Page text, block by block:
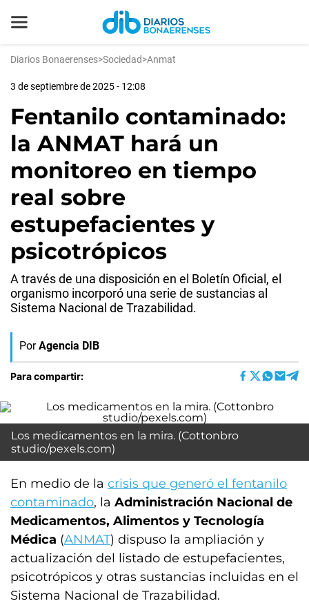
Diarios Bonaerenses>Sociedad>Anmat
3 de septiembre de 2025 - 12:08
Fentanilo contaminado:
la ANMAT hará un
monitoreo en tiempo
real sobre
estupefacientes y
psicotrópicos
A través de una disposición en el Boletín Oficial, el
organismo incorporó una serie de sustancias al
Sistema Nacional de Trazabilidad.
Por Agencia DIB
Para compartir:
Los medicamentos en la mira. (Cottonbro
studio/pexels.com)
En medio de la crisis que generó el fentanilo
contaminado, la Administración Nacional de
Medicamentos, Alimentos y Tecnología
Médica (ANMAT) dispuso la ampliación y
actualización del listado de estupefacientes,
psicotrópicos y otras sustancias incluidas en el
Sistema Nacional de Trazabilidad.